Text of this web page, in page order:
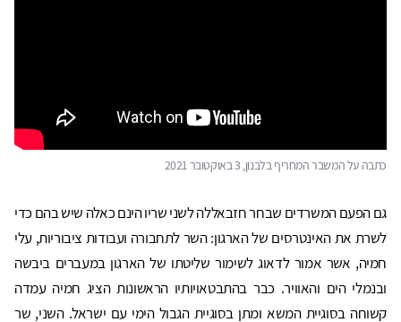
כתבה על המשבר המחריף בלבנון, 3 באוקטובר 2021
גם הפעם המשרדים שבחר חזבאללה לשני שריו הינם כאלה שיש בהם כדי
לשרת את האינטרסים של הארגון: השר לתחבורה ועבודות ציבוריות, עלי
חמיה, אשר אמור לדאוג לשימור שליטתו של הארגון במעברים ביבשה
ובנמלי הים והאוויר. כבר בהתבטאויותיו הראשונות הציג חמיה עמדה
קשוחה בסוגיית המשא ומתן בסוגיית הגבול הימי עם ישראל. השני, שר